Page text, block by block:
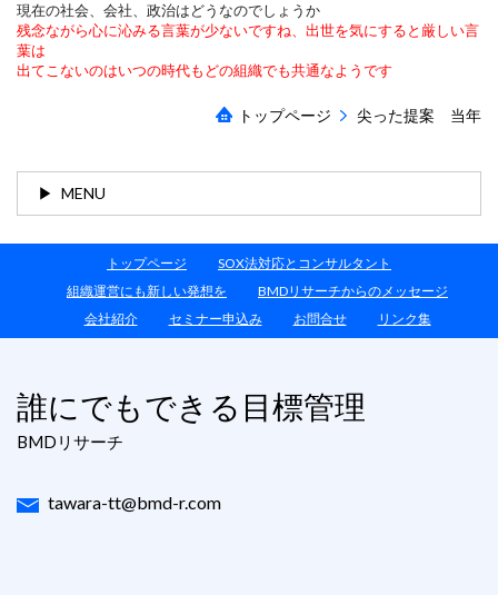
現在の社会、会社、政治はどうなのでしょうか
残念ながら心に沁みる言葉が少ないですね、出世を気にすると厳しい言
葉は
出てこないのはいつの時代もどの組織でも共通なようです
トップページ 尖った提案 当年
MENU
トップページ
SOX法対応とコンサルタント
組織運営にも新しい発想を
BMDリサーチからのメッセージ
会社紹介
セミナー申込み お問合せ リンク集
誰にでもできる目標管理
BMDリサーチ
tawara-tt@bmd-r.com